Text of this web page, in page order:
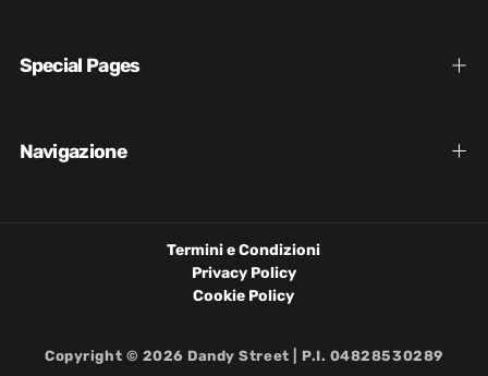
Special Pages
Navigazione
Termini e Condizioni
Privacy Policy
Cookie Policy
Copyright © 2026 Dandy Street | P.I. 04828530289